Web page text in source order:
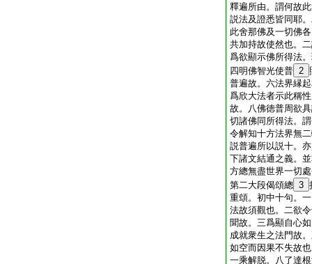
釋遍所由。謂何故
説法及證悉皆同耶
此舍那佛及一切佛
共加持故使然也。
爲欲顯示佛所得法
四明佛智光使普 2
普遍故。六法界縁
爲欣大法者示此稱
故。八佛徳普周欲
切諸佛同所得法。
令解知十方法界無
説普遍所以説十。
下諸文結通之義。
方總無盡世界一切
第二大段偈頌總 3
重頌。初中十句。
法故須觀也。二欲
聞故。三爲顯自心
成就衆生之法門故
如空而因果不失故
一乘解脱。八了達